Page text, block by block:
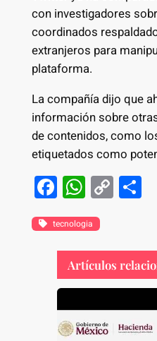
con investigadores
coordinados
extranjeros para
plataforma.
La compañía dijo que
información sobre
de contenidos, como
etiquetados como
F
a
c
e
b
o
o
W
h
at
s
A
p
p
C
o
y
Li
n
k
S
h
e
tecnologia
Artículos